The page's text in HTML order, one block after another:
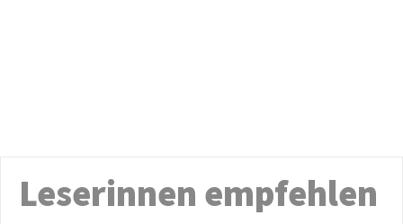
Leserinnen empfehlen